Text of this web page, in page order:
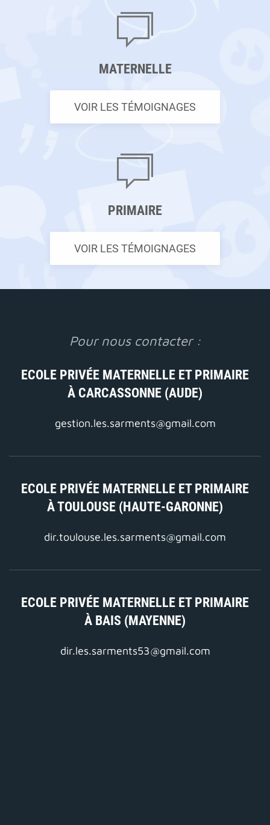
MATERNELLE
VOIR LES TÉMOIGNAGES
PRIMAIRE
VOIR LES TÉMOIGNAGES
Pour nous contacter :
ECOLE PRIVÉE MATERNELLE ET PRIMAIRE
À CARCASSONNE (AUDE)
gestion.les.sarments@gmail.com
ECOLE PRIVÉE MATERNELLE ET PRIMAIRE
À TOULOUSE (HAUTE-GARONNE)
dir.toulouse.les.sarments@gmail.com
ECOLE PRIVÉE MATERNELLE ET PRIMAIRE
À BAIS (MAYENNE)
dir.les.sarments53@gmail.com